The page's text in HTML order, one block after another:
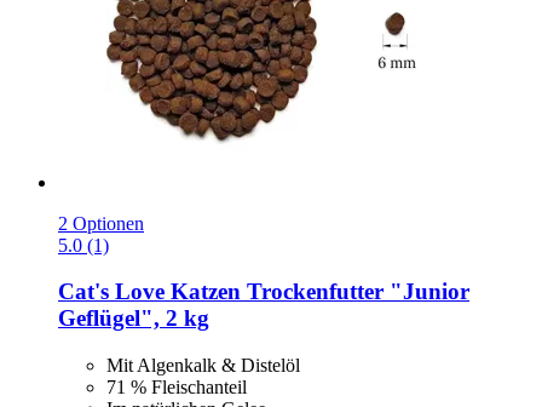
2 Optionen
5.0 (1)
Cat's Love Katzen Trockenfutter "Junior
Geflügel", 2 kg
Mit Algenkalk & Distelöl
71 % Fleischanteil